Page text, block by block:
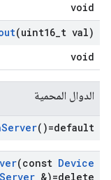
void
(uint16 t val)
void
الدوال المحمية
Server()=default
(const Device
Server &)=delete